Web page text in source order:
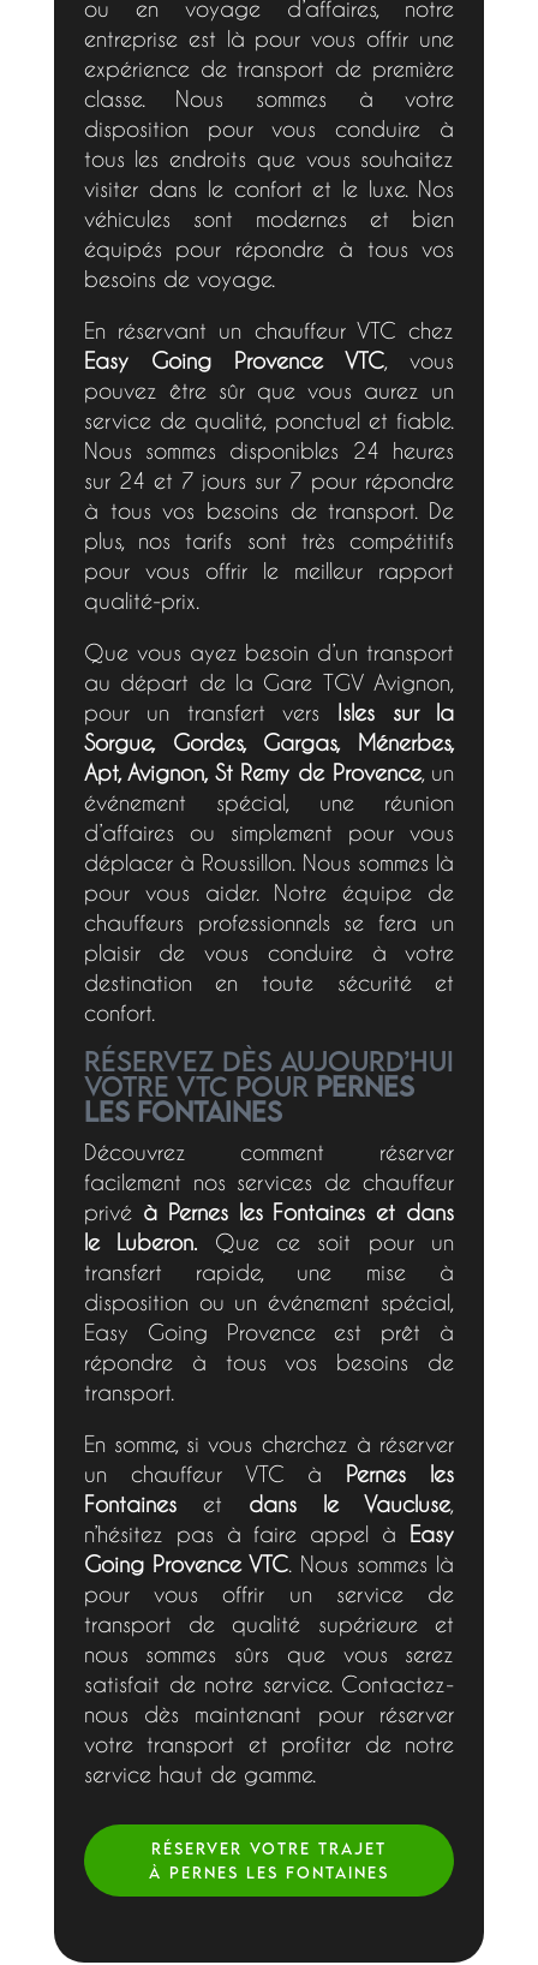
ou en voyage d’affaires, notre
entreprise est là pour vous offrir une
expérience de transport de première
classe. Nous sommes à votre
disposition pour vous conduire à
tous les endroits que vous souhaitez
visiter dans le confort et le luxe. Nos
véhicules sont modernes et bien
équipés pour répondre à tous vos
besoins de voyage.
En réservant un chauffeur VTC chez
Easy Going Provence VTC , vous
pouvez être sûr que vous aurez un
service de qualité, ponctuel et fiable.
Nous sommes disponibles 24 heures
sur 24 et 7 jours sur 7 pour répondre
à tous vos besoins de transport. De
plus, nos tarifs sont très compétitifs
pour vous offrir le meilleur rapport
qualité-prix.
Que vous ayez besoin d’un transport
au départ de la Gare TGV Avignon,
pour un transfert vers Isles sur la
Sorgue, Gordes, Gargas, Ménerbes,
Apt, Avignon, St Remy de Provence, un
événement spécial, une réunion
d’affaires ou simplement pour vous
déplacer à Roussillon. Nous sommes là
pour vous aider. Notre équipe de
chauffeurs professionnels se fera un
plaisir de vous conduire à votre
destination en toute sécurité et
confort.
Réservez dès aujourd’hui
votre VTC pour Pernes
les Fontaines
Découvrez comment réserver
facilement nos services de chauffeur
privé à Pernes les Fontaines et dans
le Luberon.
Que ce soit pour un
transfert rapide, une mise à
disposition ou un événement spécial,
Easy Going Provence est prêt à
répondre à tous vos besoins de
transport.
En somme, si vous cherchez à réserver
un chauffeur VTC à Pernes les
Fontaineset dans le Vaucluse,
n’hésitez pas à faire appel à Easy
Going Provence VTC . Nous sommes là
pour vous offrir un service de
transport de qualité supérieure et
nous sommes sûrs que vous serez
satisfait de notre service. Contactez-
nous dès maintenant pour réserver
votre transport et profiter de notre
service haut de gamme.
RÉSERVER VOTRE TRAJET
À PERNES LES FONTAINES